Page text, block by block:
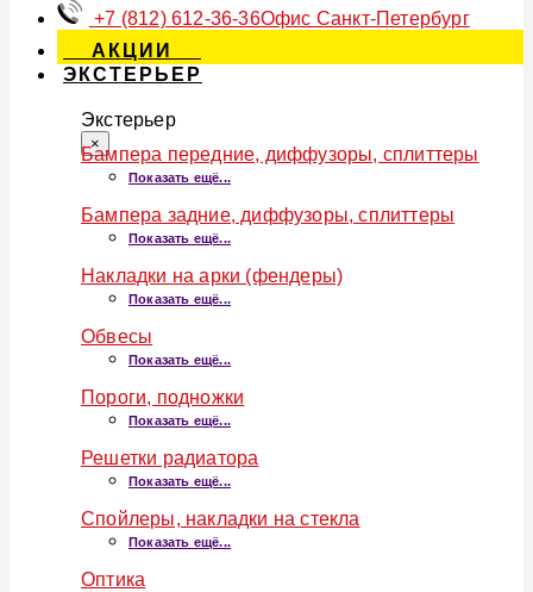
+7 (812) 612-36-36Офис Санкт-Петербург
АКЦИИ
ЭКСТЕРЬЕР
Экстерьер
×
Бампера передние, диффузоры, сплиттеры
Показать ещё...
Бампера задние, диффузоры, сплиттеры
Показать ещё...
Накладки на арки (фендеры)
Показать ещё...
Обвесы
Показать ещё...
Пороги, подножки
Показать ещё...
Решетки радиатора
Показать ещё...
Спойлеры, накладки на стекла
Показать ещё...
Оптика